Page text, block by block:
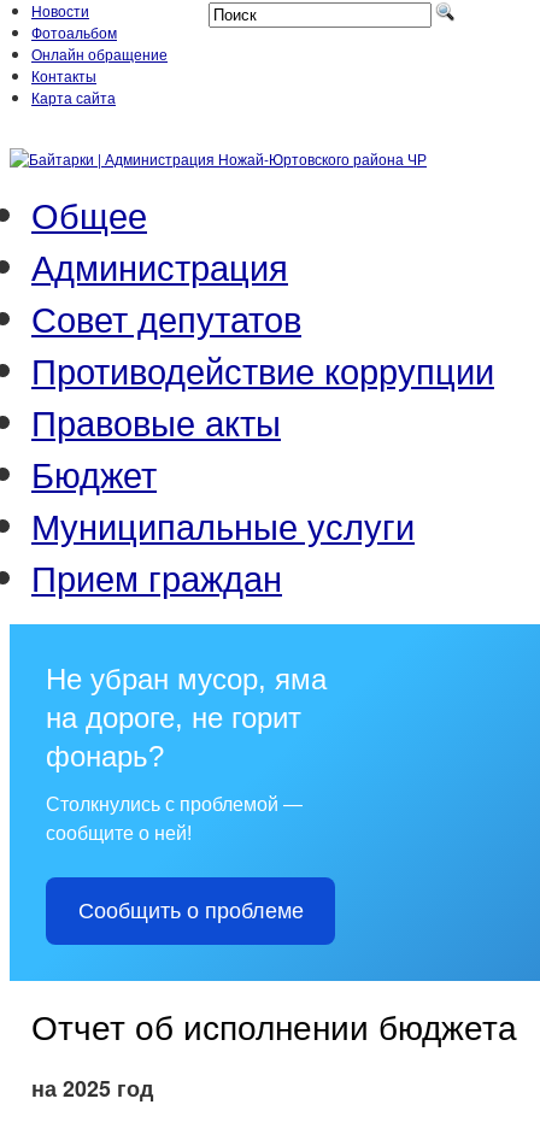
Новости
Фотоальбом
Онлайн обращение
Контакты
Карта сайта
Общее
Администрация
Совет депутатов
Противодействие коррупции
Правовые акты
Бюджет
Муниципальные услуги
Прием граждан
Не убран мусор, яма
на дороге, не горит
фонарь?
Столкнулись с проблемой —
сообщите о ней!
Сообщить о проблеме
Отчет об исполнении бюджета
на 2025 год